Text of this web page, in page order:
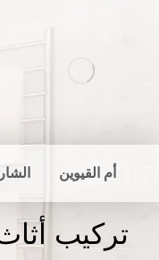
أم القيوين
تركيب